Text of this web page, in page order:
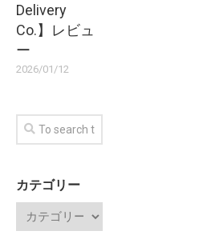
Delivery
Co.】レビュ
ー
2026/01/12
カテゴリー